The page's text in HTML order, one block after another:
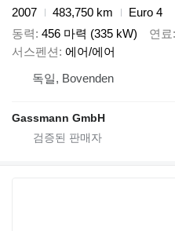
2007
483,750 km
Euro 4
동력 456 마력 (335 kW) 연료
서스펜션 에어/에어
독일, Bovenden
Gassmann GmbH